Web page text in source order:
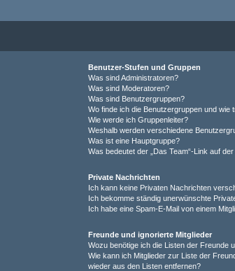
Benutzer-Stufen und Gruppen
Was sind Administratoren?
Was sind Moderatoren?
Was sind Benutzergruppen?
Wo finde ich die Benutzergruppen und wie
Wie werde ich Gruppenleiter?
Weshalb werden verschiedene
Was ist eine Hauptgruppe?
Was bedeutet der „Das Team“-Link auf
Private Nachrichten
Ich kann keine Privaten Nachrichten
Ich bekomme ständig unerwünschte
Ich habe eine Spam-E-Mail von einem
Freunde und ignorierte Mitglieder
Wozu benötige ich die Listen der Freunde
Wie kann ich Mitglieder zur Liste der
wieder aus den Listen entfernen?